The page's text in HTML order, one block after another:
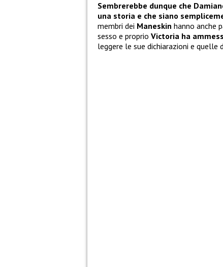
Sembrerebbe dunque che
una storia e che siano
membri dei Maneskin hanno anche
sesso e proprio Victoria ha
leggere le sue dichiarazioni e quelle